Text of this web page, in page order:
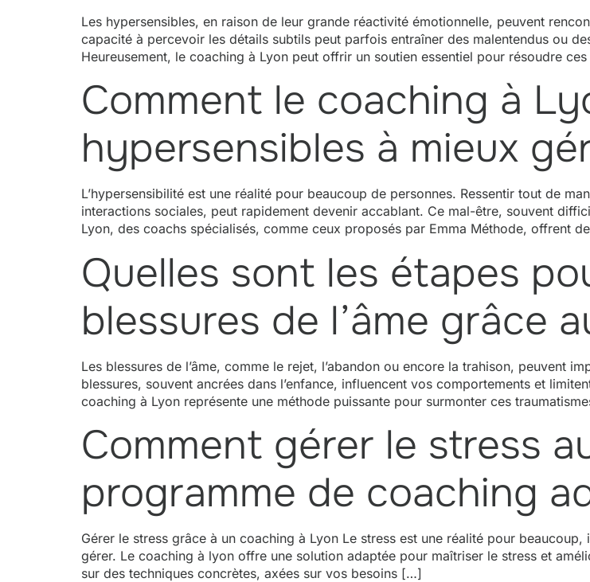
Les hypersensibles, en raison de leur grande réactivité émotionnelle, peuvent
capacité à percevoir les détails subtils peut parfois entraîner des malentendus ou
Heureusement, le coaching à Lyon peut offrir un soutien essentiel pour résoudre
Comment le coaching à
hypersensibles à mieux
L’hypersensibilité est une réalité pour beaucoup de personnes. Ressentir tout de
interactions sociales, peut rapidement devenir accablant. Ce mal-être, souvent
Lyon, des coachs spécialisés, comme ceux proposés par Emma Méthode, offrent
Quelles sont les étapes
blessures de l’âme grâce
Les blessures de l’âme, comme le rejet, l’abandon ou encore la trahison, peuvent
blessures, souvent ancrées dans l’enfance, influencent vos comportements et
coaching à Lyon représente une méthode puissante pour surmonter ces
Comment gérer le stress
programme de coaching
Gérer le stress grâce à un coaching à Lyon Le stress est une réalité pour
gérer. Le coaching à lyon offre une solution adaptée pour maîtriser le stress et
sur des techniques concrètes, axées sur vos besoins […]